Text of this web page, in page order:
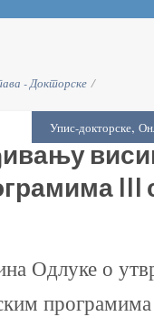
- Докторске /
Упис-докторске,
III
Одлуке о